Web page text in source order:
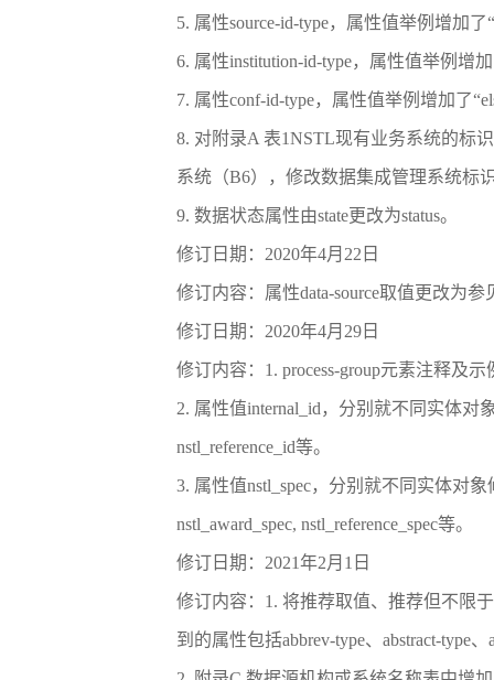
5. 属性source-id-type，属性值举例增加了
6. 属性institution-id-type，属性值举例增
7. 属性conf-id-type，属性值举例增加了
8. 对附录A 表1NSTL现有业务系统的标
系统（B6），修改数据集成管理系统标
9. 数据状态属性由state更改为status。
修订日期：2020年4月22日
修订内容：属性data-source取值更改为
修订日期：2020年4月29日
修订内容：1. process-group元素注释及示
2. 属性值internal_id，分别就不同实体对
nstl_reference_id等。
3. 属性值nstl_spec，分别就不同实体对象
nstl_award_spec, nstl_reference_spec等。
修订日期：2021年2月1日
修订内容：1. 将推荐取值、推荐但不限
到的属性包括abbrev-type、abstract-type